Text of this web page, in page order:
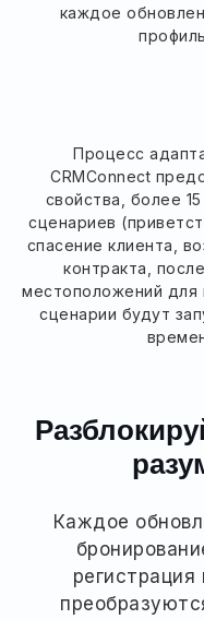
каждое
Процесс
CRMConnect
свойства, более
сценариев
спасение клиента,
контракта,
местоположений для
сценарии будут
Каждое